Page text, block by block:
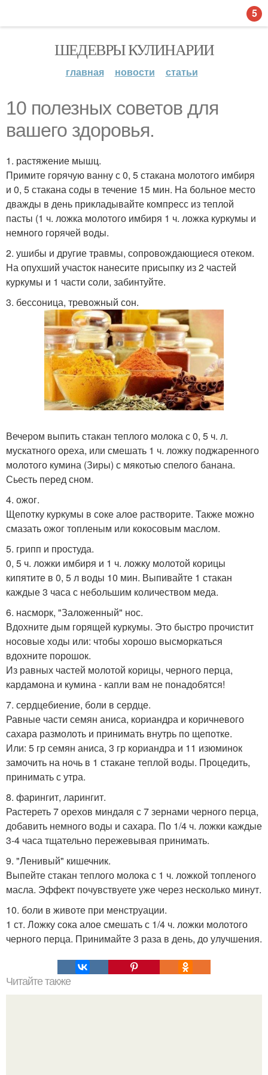
ШЕДЕВРЫ КУЛИНАРИИ
главная новости статьи
10 полезных советов для
вашего здоровья.
1. растяжение мышц.
Примите горячую ванну с 0, 5 стакана молотого имбиря
и 0, 5 стакана соды в течение 15 мин. На больное место
дважды в день прикладывайте компресс из теплой
пасты (1 ч. ложка молотого имбиря 1 ч. ложка куркумы и
немного горячей воды.
2. ушибы и другие травмы, сопровождающиеся отеком.
На опухший участок нанесите присыпку из 2 частей
куркумы и 1 части соли, забинтуйте.
3. бессоница, тревожный сон.
Вечером выпить стакан теплого молока с 0, 5 ч. л.
мускатного ореха, или смешать 1 ч. ложку поджаренного
молотого кумина (Зиры) с мякотью спелого банана.
Сьесть перед сном.
4. ожог.
Щепотку куркумы в соке алое растворите. Также можно
смазать ожог топленым или кокосовым маслом.
5. грипп и простуда.
0, 5 ч. ложки имбиря и 1 ч. ложку молотой корицы
кипятите в 0, 5 л воды 10 мин. Выпивайте 1 стакан
каждые 3 часа с небольшим количеством меда.
6. насморк, "Заложенный" нос.
Вдохните дым горящей куркумы. Это быстро прочистит
носовые ходы или: чтобы хорошо высморкаться
вдохните порошок.
Из равных частей молотой корицы, черного перца,
кардамона и кумина - капли вам не понадобятся!
7. сердцебиение, боли в сердце.
Равные части семян аниса, кориандра и коричневого
сахара размолоть и принимать внутрь по щепотке.
Или: 5 гр семян аниса, 3 гр кориандра и 11 изюминок
замочить на ночь в 1 стакане теплой воды. Процедить,
принимать с утра.
8. фарингит, ларингит.
Растереть 7 орехов миндаля с 7 зернами черного перца,
добавить немного воды и сахара. По 1/4 ч. ложки каждые
3-4 часа тщательно пережевывая принимать.
9. "Ленивый" кишечник.
Выпейте стакан теплого молока с 1 ч. ложкой топленого
масла. Эффект почувствуете уже через несколько минут.
10. боли в животе при менструации.
1 ст. Ложку сока алое смешать с 1/4 ч. ложки молотого
черного перца. Принимайте 3 раза в день, до улучшения.
Читайте также
5